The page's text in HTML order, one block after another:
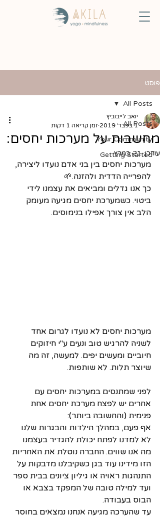
פוסט
All Posts
Your Community
Getting Started
All Posts
מחשבות על מערכות יחסים:
יואב לייבוביץ
1 בפבר׳ 2019
זמן קריאה 1 דקות
עודכן:21 במרץ
מערכות יחסים בין בני אדם נועדו ליצירה,
להפרייה הדדית ולהזנה.🌱
כך אנו גדלים ומביאים את עצמנו לידי
ביטוי. כשמערכת יחסים מגיעה מעומק
הלב אין צורך אפילו בנימוסים.
מערכות יחסים לא נועדו לגרום אחד
לשניה להרגיש טוב ונעים ע''י חיזוקים
חיוביים ומעשים יפים. למעשה, זה מה
שיוצר תלות. לא שותפות.
לפני שמתנסים במערכות יחסים עם
אחרים יש לפצח מערכת יחסים אחת
פנימית (והחשובה ביותר):
אף פעם, במהלך הילדות והבגרות שלנו
לא למדנו לפתח יכולת להגדיר בעצמנו
מה אנו שווים. החברה נוטלת את האחריות
הזו מידינו עוד בגן כשקיבלנו מדבקות על
התנהגות ראויה או גיליון ציונים בבית ספר
ועד למילה טובה של המפקד בצבא או
הבוס בעבודה.
עד שהערכה מגיעה אנחנו נמצאים בחוסר